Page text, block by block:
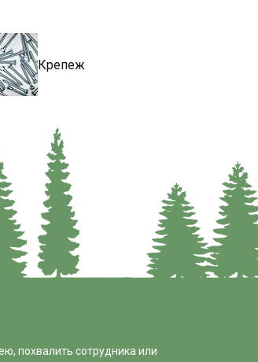
Крепеж
похвалить сотрудника или